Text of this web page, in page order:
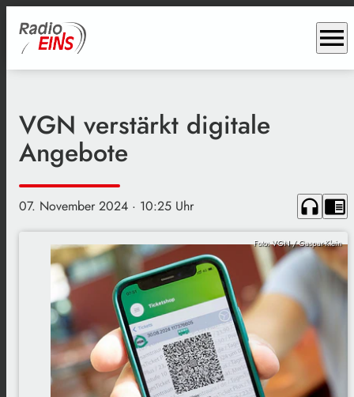
menu
VGN verstärkt digitale
Angebote
07. November 2024 · 10:25 Uhr headphones chrome_reader_mode
Foto: VGN / Gaspar-Klein